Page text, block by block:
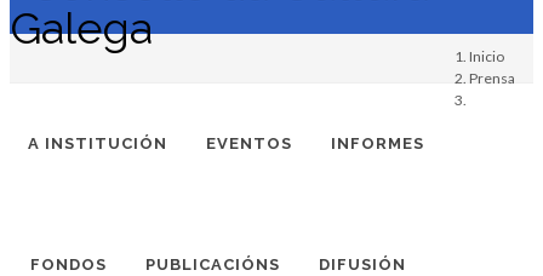
A INSTITUCIÓN EVENTOS INFORMES
FONDOS PUBLICACIÓNS DIFUSIÓN
Inicio
Prensa